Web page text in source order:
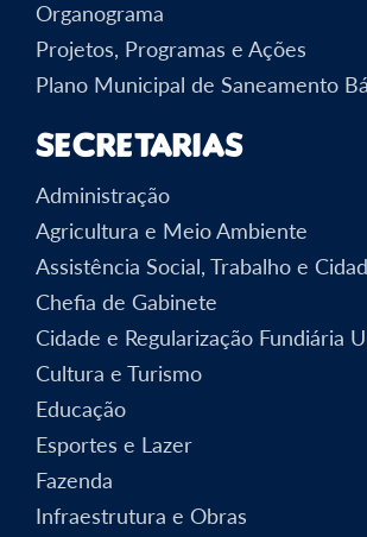
Organograma
Projetos, Programas e Ações
Plano Municipal de Saneamento
Secretarias
Administração
Agricultura e Meio Ambiente
Assistência Social, Trabalho e
Chefia de Gabinete
Cidade e Regularização Fundiária
Cultura e Turismo
Educação
Esportes e Lazer
Fazenda
Infraestrutura e Obras